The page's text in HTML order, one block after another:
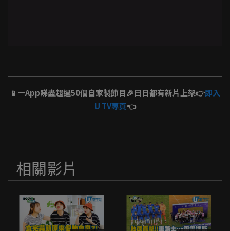
📱一App睇盡超過50個自家製節目🎉日日都有新片上架👉即入
U TV專頁👈
相關影片